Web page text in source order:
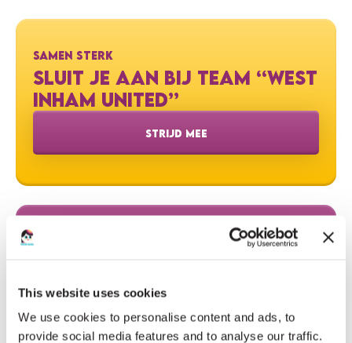
This website uses cookies
We use cookies to personalise content and ads, to
provide social media features and to analyse our traffic.
SAMEN STERK
SLUIT JE AAN BIJ TEAM “WEST
INHAM UNITED”
STRIJD MEE